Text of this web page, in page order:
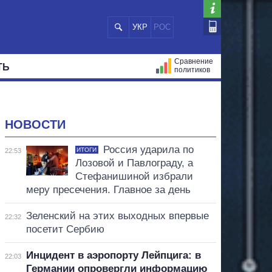
УКР РОС
Сравнение
политиков
НОВОСТИ
22:53 ИТОГИ
Россия ударила по
Лозовой и Павлограду, а
Стефанишиной избрали
меру пресечения. Главное за день
22:32
Зеленский на этих выходных впервые
посетит Сербию
22:03
Инцидент в аэропорту Лейпцига: в
Германии опровергли информацию